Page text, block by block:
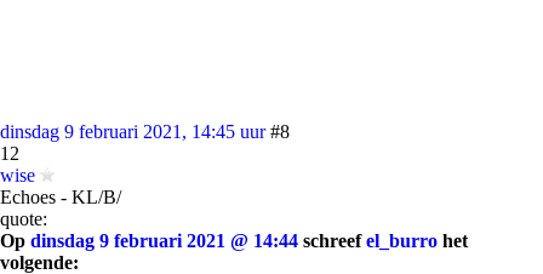
dinsdag 9 februari 2021, 14:45 uur #8
12
wise
Echoes - KL/B/
quote:
Op dinsdag 9 februari 2021 @ 14:44 schreefel_burro het
volgende: